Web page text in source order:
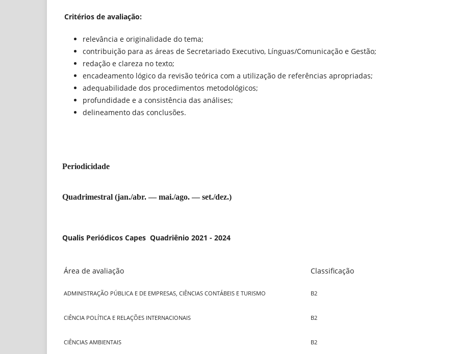
Critérios de avaliação:
relevância e originalidade do tema;
contribuição para as áreas de Secretariado Executivo, Línguas/Comunicação e Gestão;
redação e clareza no texto;
encadeamento lógico da revisão teórica com a utilização de referências apropriadas;
adequabilidade dos procedimentos metodológicos;
profundidade e a consistência das análises;
delineamento das conclusões.
Periodicidade
Quadrimestral (jan./abr. — mai./ago. — set./dez.)
Qualis Periódicos Capes Quadriênio 2021 - 2024
Área de avaliação Classificação
ADMINISTRAÇÃO PÚBLICA E DE EMPRESAS, CIÊNCIAS CONTÁBEIS E TURISMO B2
CIÊNCIA POLÍTICA E RELAÇÕES INTERNACIONAIS B2
CIÊNCIAS AMBIENTAIS B2